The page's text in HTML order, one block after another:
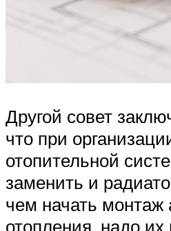
Другой совет
что при
отопительной
заменить и
чем начать монтаж
отопления, надо